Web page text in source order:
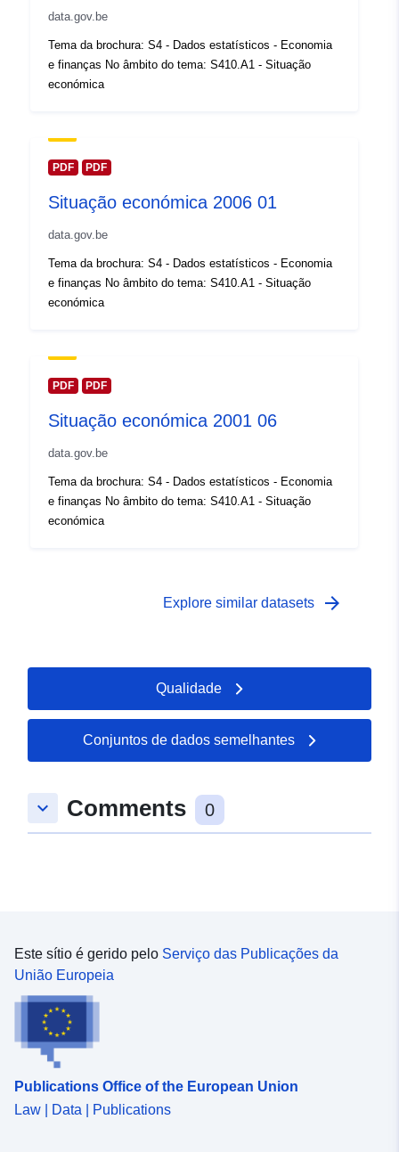
catálogo:
Atualizado em data.europa.eu:
30 July 2026
Tipo: Polygon
uriRef:
Direitos de
acesso:
Zakres czasowy:
01 January 2006
data.gov.be
Tema da brochura: S4 - Dados estatísticos - Economia
e finanças No âmbito do tema: S410.A1 - Situação
económica
PDF PDF
Situação económica 2006 01
data.gov.be
Tema da brochura: S4 - Dados estatísticos - Economia
e finanças No âmbito do tema: S410.A1 - Situação
económica
PDF PDF
Situação económica 2001 06
data.gov.be
Tema da brochura: S4 - Dados estatísticos - Economia
e finanças No âmbito do tema: S410.A1 - Situação
económica
Explore similar datasets arrow_forward
Qualidade
Conjuntos de dados semelhantes
keyboard_arrow_down Comments 0
Este sítio é gerido pelo Serviço das Publicações da
União Europeia
Publications Office of the European Union
Law | Data | Publications